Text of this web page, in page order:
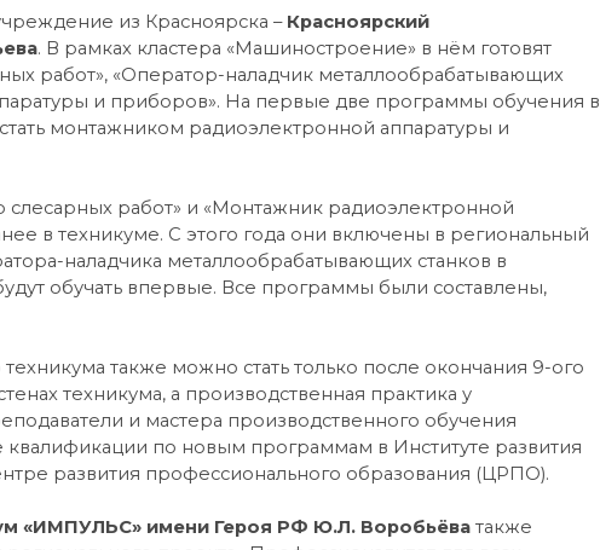
из Красноярска – Красноярский
. В рамках кластера «Машиностроение» в нём готовят
работ», «Оператор-наладчик металлообрабатывающих
и приборов». На первые две программы обучения в
монтажником радиоэлектронной аппаратуры и
работ» и «Монтажник радиоэлектронной
в техникуме. С этого года они включены в региональный
наладчика металлообрабатывающих станков в
обучать впервые. Все программы были составлены,
также можно стать только после окончания 9-ого
техникума, а производственная практика у
и мастера производственного обучения
по новым программам в Институте развития
развития профессионального образования (ЦРПО).
«ИМПУЛЬС» имени Героя РФ Ю.Л. Воробьёва также